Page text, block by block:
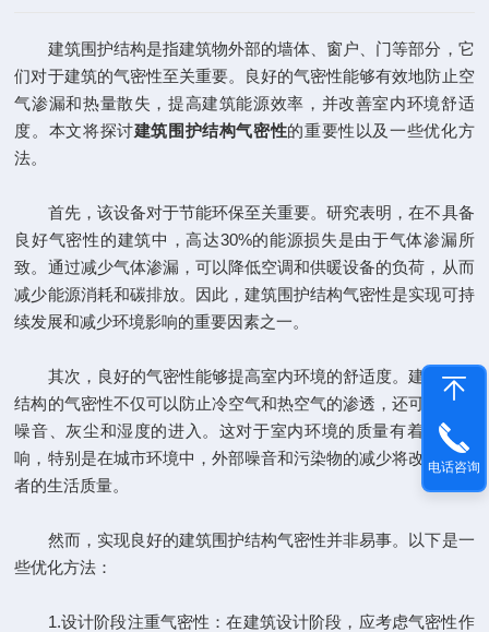
建筑围护结构是指建筑物外部的墙体、窗户、门等部分，它
们对于建筑的气密性至关重要。良好的气密性能够有效地防止空
气渗漏和热量散失，提高建筑能源效率，并改善室内环境舒适
度。本文将探讨建筑围护结构气密性的重要性以及一些优化方
法。
首先，该设备对于节能环保至关重要。研究表明，在不具备
良好气密性的建筑中，高达30%的能源损失是由于气体渗漏所
致。通过减少气体渗漏，可以降低空调和供暖设备的负荷，从而
减少能源消耗和碳排放。因此，建筑围护结构气密性是实现可持
续发展和减少环境影响的重要因素之一。
其次，良好的气密性能够提高室内环境的舒适度。建筑围护
结构的气密性不仅可以防止冷空气和热空气的渗透，还可以减少
噪音、灰尘和湿度的进入。这对于室内环境的质量有着显著影
响，特别是在城市环境中，外部噪音和污染物的减少将改善居住
者的生活质量。
然而，实现良好的建筑围护结构气密性并非易事。以下是一
些优化方法：
1.设计阶段注重气密性：在建筑设计阶段，应考虑气密性作
电话咨询